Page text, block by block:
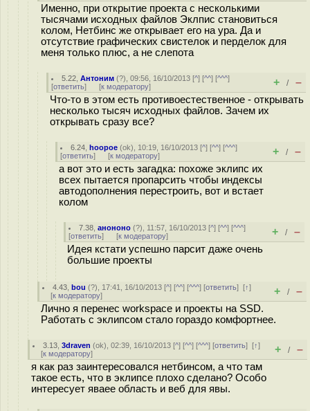
Именно, при открытие проекта с несколькими
тысячами исходных файлов Эклпис становиться
колом, Нетбинс же открывает его на ура. Да и
отсутствие графических свистелок и перделок для
меня только плюс, а не слепота
5.22 ,Антоним (?), 09:56, 16/10/2013 [^] [^^] [^^^]
[ответить] [к модератору] + / –
Что-то в этом есть противоестественное - открывать
несколько тысяч исходных файлов. Зачем их
открывать сразу все?
6.24 ,hoopoe (ok), 10:19, 16/10/2013 [^] [^^] [^^^]
[ответить] [к модератору] + / –
а вот это и есть загадка: похоже эклипс их
всех пытается пропарсить чтобы индексы
автодополнения перестроить, вот и встает
колом
7.38 ,анононо (?), 11:57, 16/10/2013 [^] [^^] [^^^]
[ответить] [к модератору] + / –
Идея кстати успешно парсит даже очень
большие проекты
4.43 ,bou (?), 17:41, 16/10/2013 [^] [^^] [^^^] [ответить][↑]
[к модератору] + / –
Лично я перенес workspace и проекты на SSD.
Работать с эклипсом стало гораздо комфортнее.
3.13 ,3draven (ok), 02:39, 16/10/2013 [^] [^^] [^^^] [ответить][↑]
[к модератору] + / –
я как раз заинтересовался нетбинсом, а что там
такое есть, что в эклипсе плохо сделано? Особо
интересует яваее область и веб для явы.